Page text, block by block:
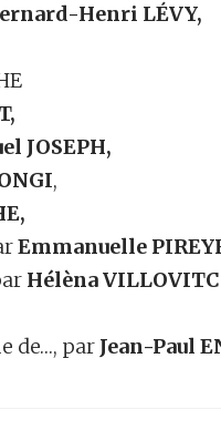
Henri LÉVY,
JOSEPH,
,
Emmanuelle
Hélèna
de…, par Jean-Paul